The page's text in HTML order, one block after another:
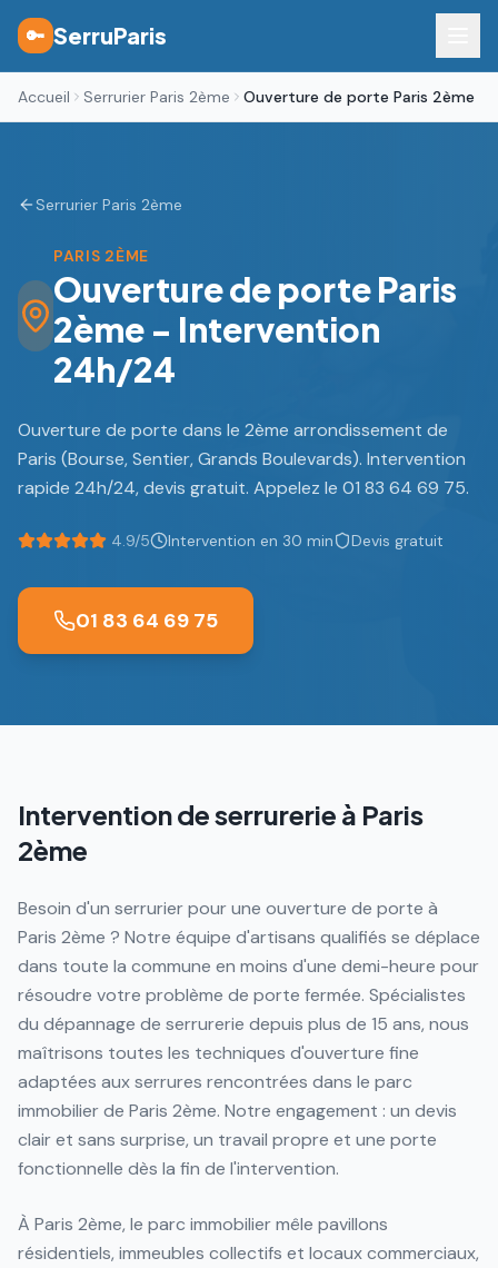
🔑 SerruParis
Accueil Serrurier Paris 2ème Ouverture de porte Paris 2ème
Serrurier Paris 2ème
PARIS 2ÈME
Ouverture de porte Paris
2ème - Intervention
24h/24
Ouverture de porte dans le 2ème arrondissement de
Paris (Bourse, Sentier, Grands Boulevards). Intervention
rapide 24h/24, devis gratuit. Appelez le 01 83 64 69 75.
4.9/5 Intervention en 30 min Devis gratuit
01 83 64 69 75
Intervention de serrurerie à Paris
2ème
Besoin d'un serrurier pour une ouverture de porte à
Paris 2ème ? Notre équipe d'artisans qualifiés se déplace
dans toute la commune en moins d'une demi-heure pour
résoudre votre problème de porte fermée. Spécialistes
du dépannage de serrurerie depuis plus de 15 ans, nous
maîtrisons toutes les techniques d'ouverture fine
adaptées aux serrures rencontrées dans le parc
immobilier de Paris 2ème. Notre engagement : un devis
clair et sans surprise, un travail propre et une porte
fonctionnelle dès la fin de l'intervention.
À Paris 2ème, le parc immobilier mêle pavillons
résidentiels, immeubles collectifs et locaux commerciaux,